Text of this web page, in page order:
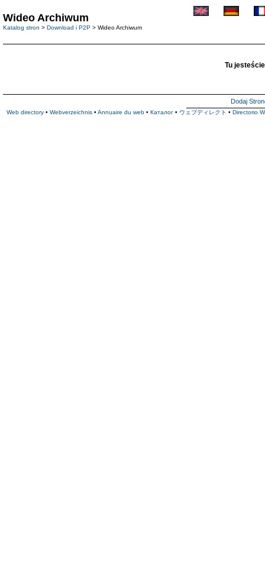
Wideo Archiwum
Katalog stron > Download i P2P > Wideo Archiwum
Tu
Dodaj
Web directory • Webverzeichnis • Annuaire du web • Каталог • ウェブディレクト • Directorio